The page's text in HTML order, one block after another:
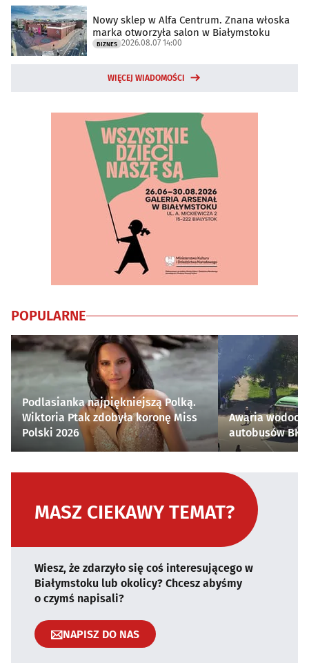
Nowy sklep w Alfa Centrum. Znana włoska
marka otworzyła salon w Białymstoku
BIZNES 2026.08.07 14:00
WIĘCEJ WIADOMOŚCI
POPULARNE
Podlasianka najpiękniejszą Polką.
Wiktoria Ptak zdobyła koronę Miss
Polski 2026
Awaria
autobusów
MASZ CIEKAWY TEMAT?
Wiesz, że zdarzyło się coś interesującego w
Białymstoku lub okolicy? Chcesz abyśmy
o czymś napisali?
NAPISZ DO NAS